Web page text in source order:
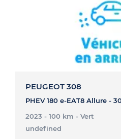
PEUGEOT 308
2023 - 100 km - Vert
undefined